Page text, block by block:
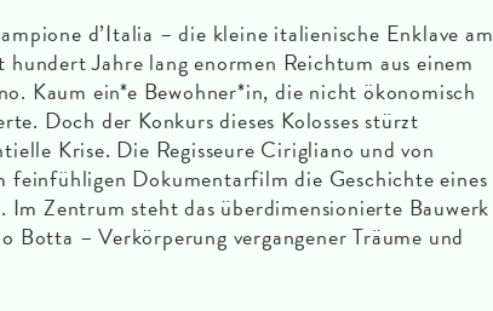
d’Italia – die kleine italienische Enklave am
Jahre lang enormen Reichtum aus einem
Kaum ein*e Bewohner*in, die nicht ökonomisch
Doch der Konkurs dieses Kolosses stürzt
Krise. Die Regisseure Cirigliano und von
feinfühligen Dokumentarfilm die Geschichte eines
Zentrum steht das überdimensionierte Bauwerk
Botta – Verkörperung vergangener Träume und